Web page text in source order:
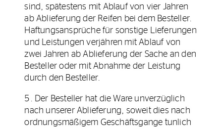
sind, spätestens mit Ablauf von vier Jahren
ab Ablieferung der Reifen bei dem Besteller.
Haftungsansprüche für sonstige Lieferungen
und Leistungen verjähren mit Ablauf von
zwei Jahren ab Ablieferung der Sache an den
Besteller oder mit Abnahme der Leistung
durch den Besteller.
5. Der Besteller hat die Ware unverzüglich
nach unserer Ablieferung, soweit dies nach
ordnungsmäßigem Geschäftsgange tunlich